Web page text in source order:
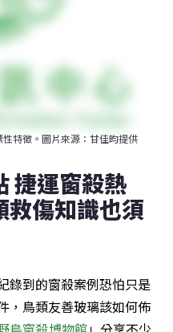
特徵。圖片來源：甘佳昀提供
捷運窗殺熱
救傷知識也須
錄到的窗殺案例恐怕只是
，鳥類友善玻璃該如何佈